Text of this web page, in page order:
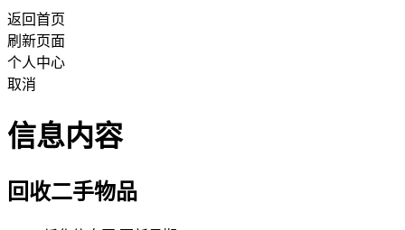
返回首页
刷新页面
个人中心
取消
信息内容
回收二手物品